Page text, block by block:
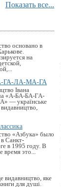
Показать все...
основано в
на
ГА-ЛА-МА-ГА
Івана
«А-БА-БА-ГА-
— українське
«Азбука» было
Санкт-
в 1995 году. В
время это...
видавництво, яке
для душі.